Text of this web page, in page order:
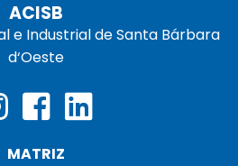
ACISB
e Industrial de Santa Bárbara
d‘Oeste
MATRIZ